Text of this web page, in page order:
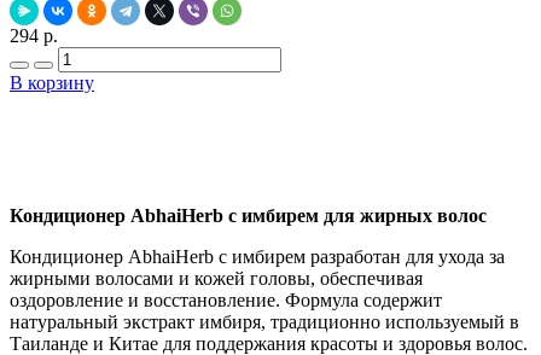
294 р.
В корзину
Кондиционер AbhaiHerb с имбирем для жирных волос
Кондиционер AbhaiHerb с имбирем разработан для ухода за
жирными волосами и кожей головы, обеспечивая
оздоровление и восстановление. Формула содержит
натуральный экстракт имбиря, традиционно используемый в
Таиланде и Китае для поддержания красоты и здоровья волос.